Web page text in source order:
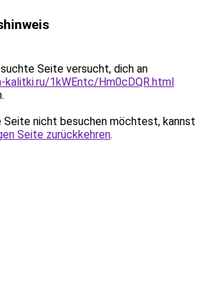
Seite versucht, dich an
1kWEntc/Hm0cDQR.html
Seite nicht besuchen möchtest, kannst
Seite zurückkehren.